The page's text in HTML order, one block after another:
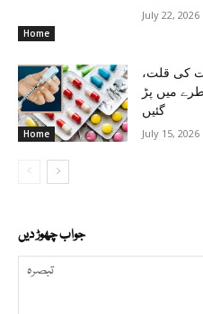
Home
July 22, 2026
Home
کی قلت،
میں پڑ
گئیں
July 15, 2026
جواب چھوڑ دیں